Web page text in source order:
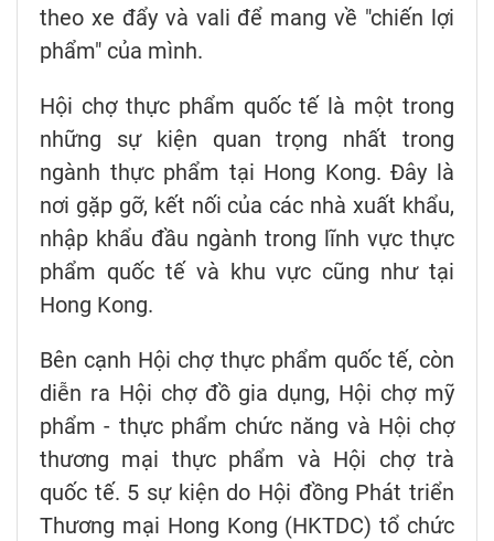
theo xe đẩy và vali để mang về "chiến lợi
phẩm" của mình.
Hội chợ thực phẩm quốc tế là một trong
những sự kiện quan trọng nhất trong
ngành thực phẩm tại Hong Kong. Đây là
nơi gặp gỡ, kết nối của các nhà xuất khẩu,
nhập khẩu đầu ngành trong lĩnh vực thực
phẩm quốc tế và khu vực cũng như tại
Hong Kong.
Bên cạnh Hội chợ thực phẩm quốc tế, còn
diễn ra Hội chợ đồ gia dụng, Hội chợ mỹ
phẩm - thực phẩm chức năng và Hội chợ
thương mại thực phẩm và Hội chợ trà
quốc tế. 5 sự kiện do Hội đồng Phát triển
Thương mại Hong Kong (HKTDC) tổ chức